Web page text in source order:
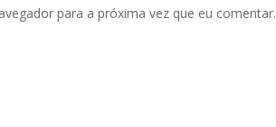
para a próxima vez que eu comentar.